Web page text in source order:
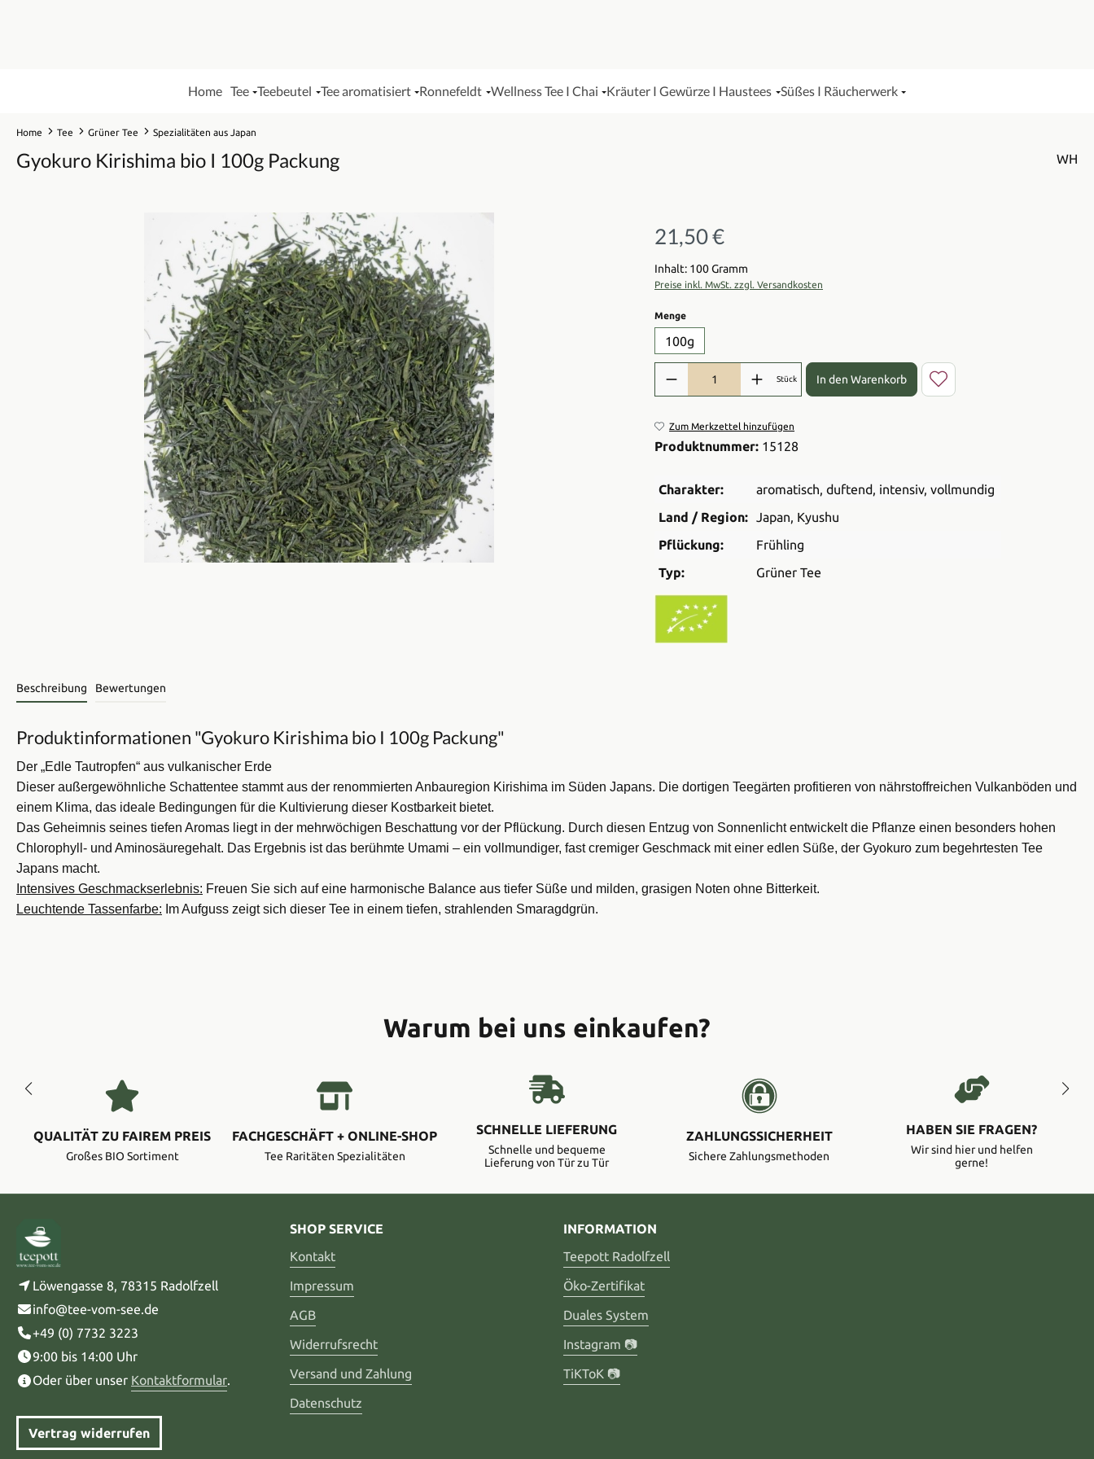
Home Tee Teebeutel Tee aromatisiert Ronnefeldt Wellness Tee I Chai Kräuter I Gewürze I Haustees Süßes I Räucherwerk
Home Tee Grüner Tee Spezialitäten aus Japan
Gyokuro Kirishima bio I 100g Packung WH
Regulärer Preis:
21,50 €
Inhalt: 100 Gramm
Preise inkl. MwSt. zzgl. Versandkosten
Mengeauswählen
100g
Produkt Anzahl: Gib den gewünschten Wert ein oder benutze die
Stück In den Warenkorb
Zum Merkzettel hinzufügen
Produktnummer: 15128
Charakter: aromatisch, duftend, intensiv, vollmundig
Land / Region: Japan, Kyushu
Pflückung:
Frühling
Typ:
Grüner Tee
Beschreibung Bewertungen
Produktinformationen "Gyokuro Kirishima bio I 100g Packung"
Der „Edle Tautropfen“ aus vulkanischer Erde
Dieser außergewöhnliche Schattentee stammt aus der renommierten Anbauregion Kirishima im Süden Japans. Die dortigen Teegärten profitieren von nährstoffreichen Vulkanböden und
einem Klima, das ideale Bedingungen für die Kultivierung dieser Kostbarkeit bietet.
Das Geheimnis seines tiefen Aromas liegt in der mehrwöchigen Beschattung vor der Pflückung. Durch diesen Entzug von Sonnenlicht entwickelt die Pflanze einen besonders hohen
Chlorophyll- und Aminosäuregehalt. Das Ergebnis ist das berühmte Umami – ein vollmundiger, fast cremiger Geschmack mit einer edlen Süße, der Gyokuro zum begehrtesten Tee
Japans macht.
Intensives Geschmackserlebnis: Freuen Sie sich auf eine harmonische Balance aus tiefer Süße und milden, grasigen Noten ohne Bitterkeit.
Leuchtende Tassenfarbe: Im Aufguss zeigt sich dieser Tee in einem tiefen, strahlenden Smaragdgrün.
Warum bei uns einkaufen?
QUALITÄT ZU FAIREM PREIS
Großes BIO Sortiment
FACHGESCHÄFT + ONLINE-SHOP
Tee Raritäten Spezialitäten
SCHNELLE LIEFERUNG
Schnelle und bequeme
Lieferung von Tür zu Tür
ZAHLUNGSSICHERHEIT
Sichere Zahlungsmethoden
HABEN SIE FRAGEN?
Wir sind hier und helfen
gerne!
Löwengasse 8, 78315 Radolfzell
info@tee-vom-see.de
+49 (0) 7732 3223
9:00 bis 14:00 Uhr
Oder über unser Kontaktformular.
Vertrag widerrufen
SHOP SERVICE
Kontakt
Impressum
AGB
Widerrufsrecht
Versand und Zahlung
Datenschutz
INFORMATION
Teepott Radolfzell
Öko-Zertifikat
Duales System
Instagram 📷
TiKToK 📷